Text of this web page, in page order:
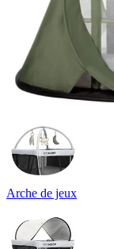
Arche de jeux